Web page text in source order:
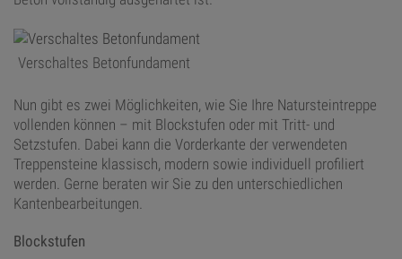
Verschaltes Betonfundament
Nun gibt es zwei Möglichkeiten, wie Sie Ihre Natursteintreppe
vollenden können – mit Blockstufen oder mit Tritt- und
Setzstufen. Dabei kann die Vorderkante der verwendeten
Treppensteine klassisch, modern sowie individuell profiliert
werden. Gerne beraten wir Sie zu den unterschiedlichen
Kantenbearbeitungen.
Blockstufen